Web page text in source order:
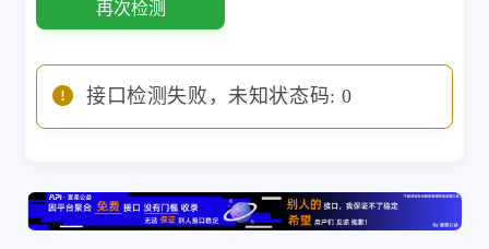
再次检测
接口检测失败，未知状态码: 0